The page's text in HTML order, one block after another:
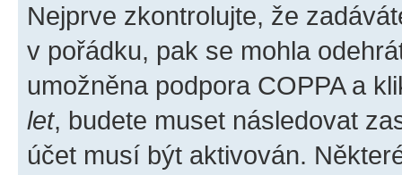
Nejprve zkontrolujte, že
v pořádku, pak se mohla
umožněna podpora COPPA a
let, budete muset následovat
účet musí být aktivován.